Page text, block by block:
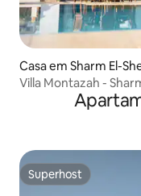
Casa em Sharm El-
Villa Montazah -
Superhost
Superhost